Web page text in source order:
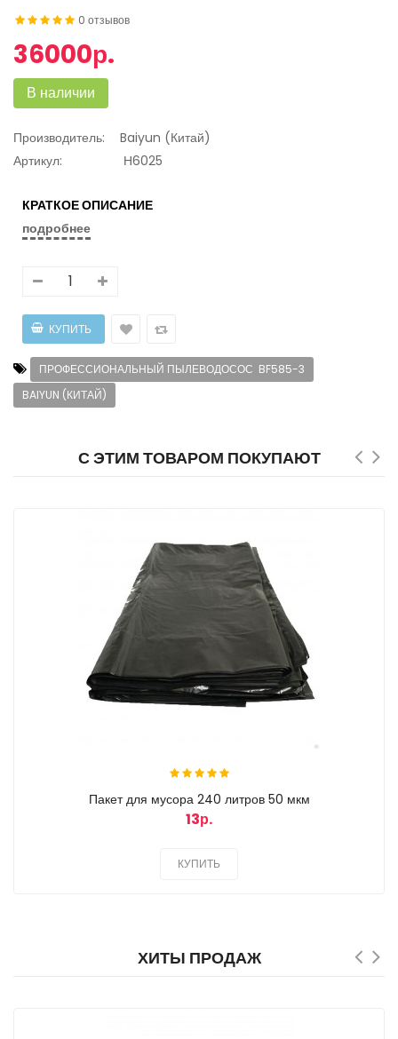
0 отзывов
36000р.
В наличии
Производитель:
Baiyun (Китай)
Артикул:
Н6025
КРАТКОЕ ОПИСАНИЕ
подробнее
ПРОФЕССИОНАЛЬНЫЙ ПЫЛЕВОДОСОС BF585-3
BAIYUN (КИТАЙ)
С ЭТИМ ТОВАРОМ ПОКУПАЮТ
Пакет для мусора 240 литров 50 мкм
13р.
КУПИТЬ
ХИТЫ ПРОДАЖ